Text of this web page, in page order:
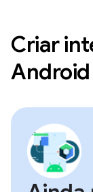
Criar
Android